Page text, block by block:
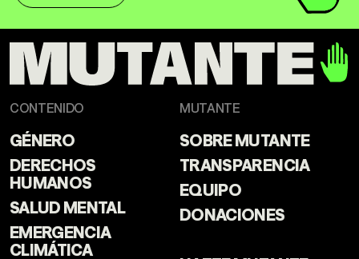
CONTENIDO
GÉNERO
DERECHOS
HUMANOS
SALUD MENTAL
EMERGENCIA
CLIMÁTICA
MUTANTE
SOBRE MUTANTE
TRANSPARENCIA
EQUIPO
DONACIONES